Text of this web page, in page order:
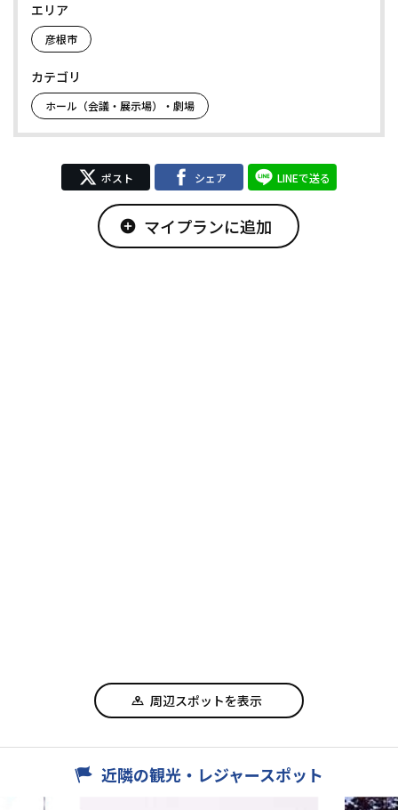
エリア
彦根市
カテゴリ
ホール（会議・展示場）・劇場
ポスト シェア LINEで送る
add_circle マイプランに追加
周辺スポットを表示
近隣の観光・レジャースポット